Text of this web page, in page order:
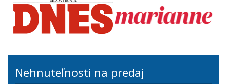
Nehnuteľnosti na predaj